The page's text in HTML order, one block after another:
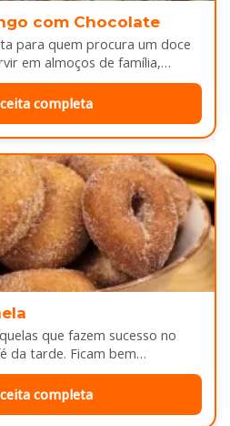
com Chocolate
para quem procura um doce
em almoços de família,
completa
que fazem sucesso no
da tarde. Ficam bem
completa